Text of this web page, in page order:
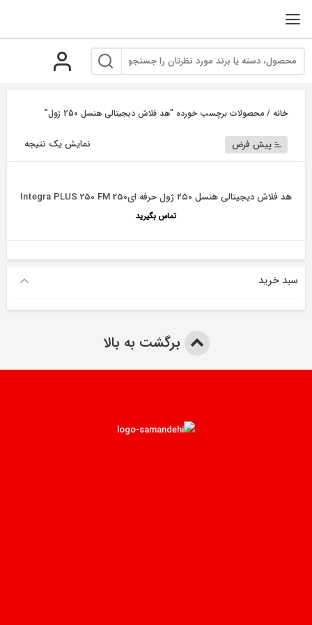
خانه / محصولات برچسب خورده “هد فلاش دیجیتالی هنسل 250 ژول”
نمایش یک نتیجه پیش فرض
هد فلاش دیجیتالی هنسل ۲۵۰ ژول حرفه ایIntegra PLUS 250 FM 250
تماس بگیرید
سبد خرید
برگشت به بالا